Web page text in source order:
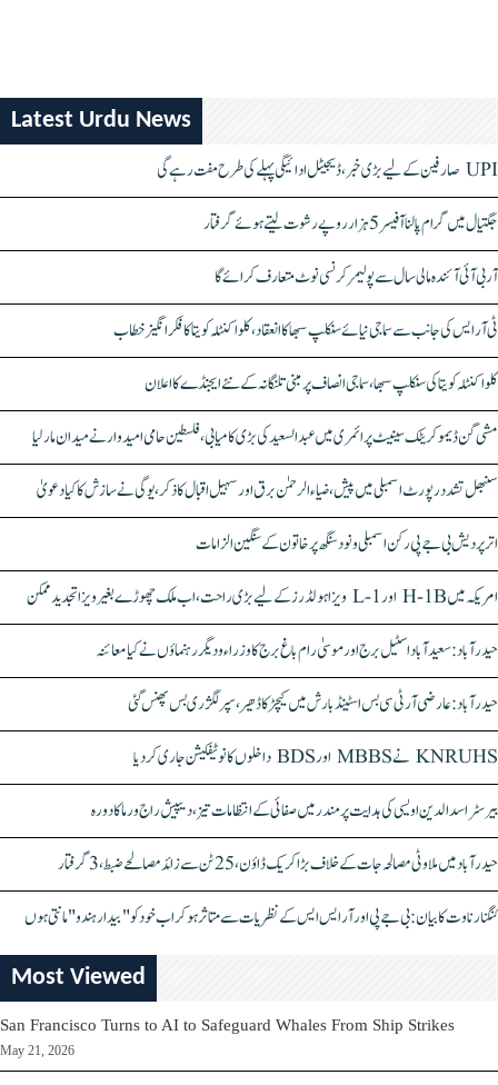
Latest Urdu News
UPI صارفین کے لیے بڑی خبر، ڈیجیٹل ادائیگی پہلے کی طرح مفت رہے گی
جگتیال میں گرام پالنا آفیسر 5 ہزار روپے رشوت لیتے ہوئے گرفتار
آر بی آئی آئندہ مالی سال سے پولیمر کرنسی نوٹ متعارف کرائے گا
ٹی آر ایس کی جانب سے سماجی نیائے سنکلپ سبھا کا انعقاد، کلواکنٹلہ کویتا کا فکر انگیز خطاب
کلواکنٹلہ کویتا کی سنکلپ سبھا، سماجی انصاف پر مبنی تلنگانہ کے نئے ایجنڈے کا اعلان
مشی گن ڈیموکریٹک سینیٹ پرائمری میں عبدالسعید کی بڑی کامیابی، فلسطین حامی امیدوار نے میدان مار لیا
سنبھل تشدد رپورٹ اسمبلی میں پیش، ضیاء الرحمٰن برق اور سہیل اقبال کا ذکر، یوگی نے سازش کا کیا دعویٰ
اتر پردیش بی جے پی رکن اسمبلی ونود سنگھ پر خاتون کے سنگین الزامات
امریکہ میں H-1B اور L-1 ویزا ہولڈرز کے لیے بڑی راحت، اب ملک چھوڑے بغیر ویزا تجدید ممکن
حیدرآباد: سعیدآباد اسٹیل برج اور موسیٰ رام باغ برج کا وزراء و دیگر رہنماؤں نے کیا معائنہ
حیدرآباد: عارضی آر ٹی سی بس اسٹینڈ بارش میں کیچڑ کا ڈھیر، سپر لگژری بس پھنس گئی
KNRUHS نے MBBS اور BDS داخلوں کا نوٹیفکیشن جاری کر دیا
بیرسٹر اسدالدین اویسی کی ہدایت پر مندر میں صفائی کے انتظامات تیز، دیپیش راج ورما کا دورہ
حیدرآباد میں ملاوٹی مصالحہ جات کے خلاف بڑا کریک ڈاؤن، 25 ٹن سے زائد مصالحے ضبط، 3 گرفتار
کنگنا رناوت کا بیان: بی جے پی اور آر ایس ایس کے نظریات سے متاثر ہو کر اب خود کو "بیدار ہندو" مانتی ہوں
Most Viewed
San Francisco Turns to AI to Safeguard Whales From Ship Strikes
May 21, 2026